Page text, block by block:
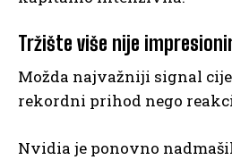
Tržište više nije
Možda najvažniji signal
rekordni prihod nego
Nvidia je ponovno